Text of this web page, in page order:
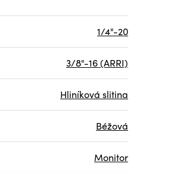
1/4"-20
3/8"-16 (ARRI)
Hliníková slitina
Béžová
Monitor